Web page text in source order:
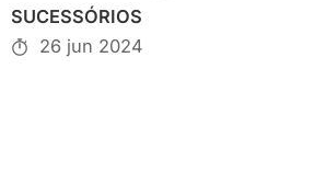
SUCESSÓRIOS
26 jun 2024